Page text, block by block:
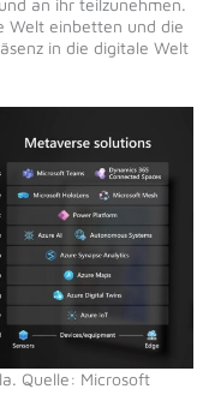
Welt einbetten und die
in die digitale Welt
Quelle: Microsoft